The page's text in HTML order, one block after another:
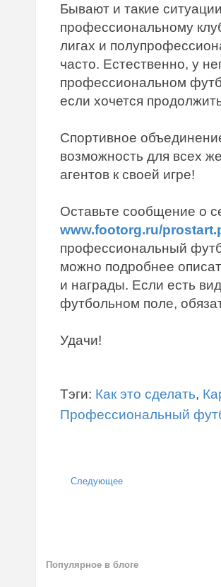
Бывают и такие
профессиональному
лигах и
часто. Естественно, у
профессиональном
если хочется
Спортивное
возможность для всех
агентов к своей игре!
Оставьте сообщение о
www.footorg.ru/
профессиональный
можно подробнее
и награды. Если есть
футбольном поле,
Удачи!
Тэги: Как это сделать,
Профессиональный
Следующее
Популярное в блоге